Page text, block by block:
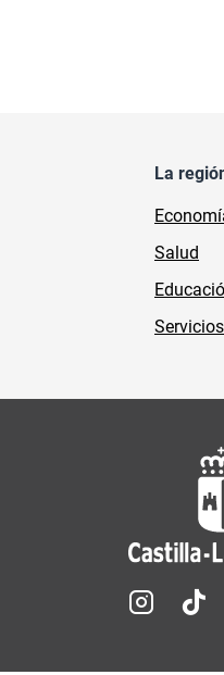
La
Salud
Redes